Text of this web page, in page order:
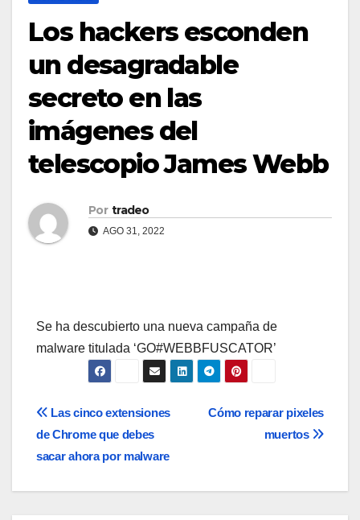
Los hackers esconden
un desagradable
secreto en las
imágenes del
telescopio James Webb
Por tradeo
AGO 31, 2022
Se ha descubierto una nueva campaña de
malware titulada ‘GO#WEBBFUSCATOR’
Navegación
de
entradas
Cómo reparar pixeles
muertos
Las cinco extensiones
de Chrome que debes
sacar ahora por malware